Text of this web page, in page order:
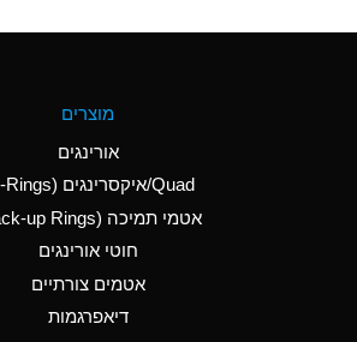
Aluminum Nitrate
(Aqueous)
Aluminum Phosphate
מוצרים
אורינגים
Quad/איקסרינגים (X-Rings)
אטמי תמיכה (Back-up Rings)
חוטי אורינגים
אטמים צורתיים
דיאפרגמות